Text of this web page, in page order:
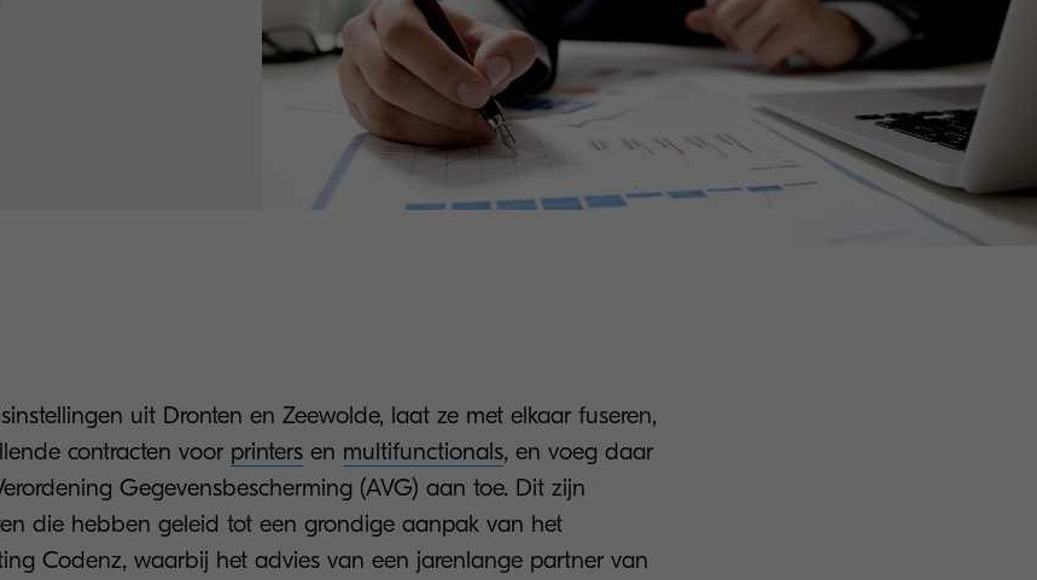
uit Dronten en Zeewolde, laat ze met elkaar fuseren,
contracten voor printersen multifunctionals, en voeg daar
Gegevensbescherming (AVG) aan toe. Dit zijn
die hebben geleid tot een grondige aanpak van het
Codenz, waarbij het advies van een jarenlange partner van